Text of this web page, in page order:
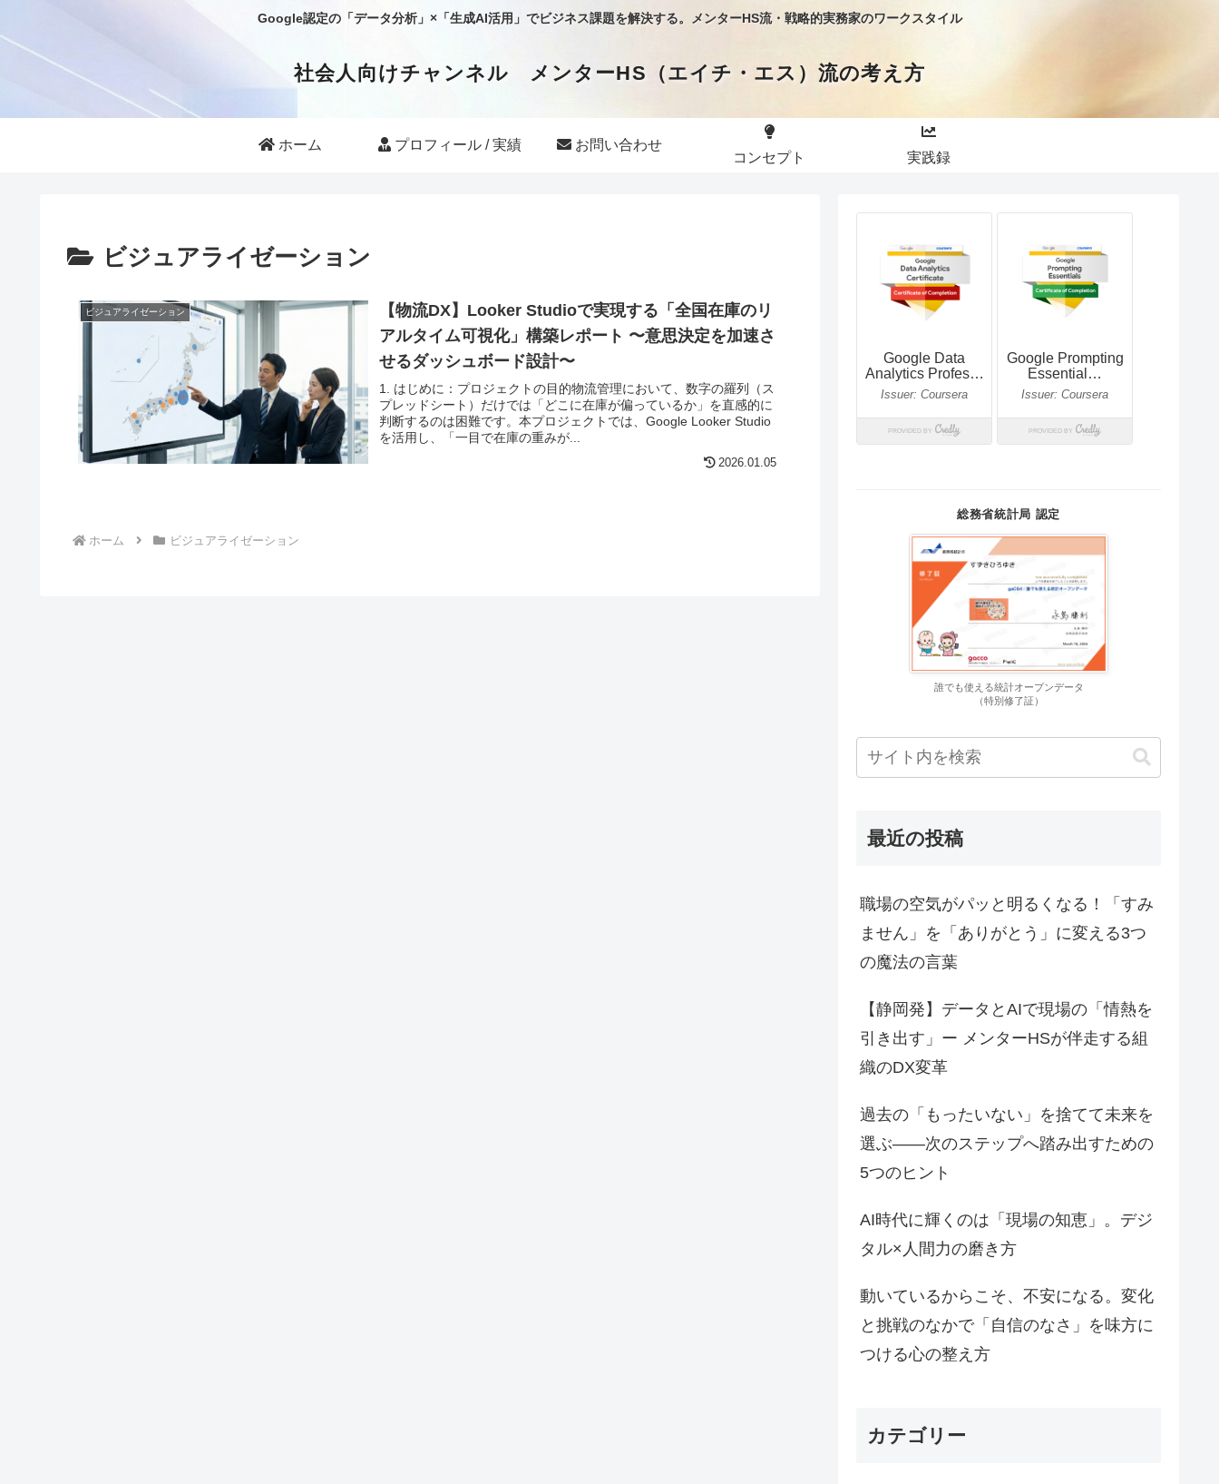
Google認定の「データ分析」×「生成AI活用」でビジネス課題を解決する。メンターHS流・戦略的実務家のワークスタイル
社会人向けチャンネル メンターHS（エイチ・エス）流の考え方
ホーム プロフィール / 実績
お問い合わせ
コンセプト
実践録
ビジュアライゼーション
ビジュアライゼーション
【物流DX】Looker Studioで実現する「全国在庫のリ
アルタイム可視化」構築レポート 〜意思決定を加速さ
せるダッシュボード設計〜
1. はじめに：プロジェクトの目的物流管理において、数字の羅列（ス
プレッドシート）だけでは「どこに在庫が偏っているか」を直感的に
判断するのは困難です。本プロジェクトでは、Google Looker Studio
を活用し、「一目で在庫の重みが...
2026.01.05
ホーム ビジュアライゼーション
総務省統計局 認定
誰でも使える統計オープンデータ
（特別修了証）
最近の投稿
職場の空気がパッと明るくなる！「すみ
ません」を「ありがとう」に変える3つ
の魔法の言葉
【静岡発】データとAIで現場の「情熱を
引き出す」ー メンターHSが伴走する組
織のDX変革
過去の「もったいない」を捨てて未来を
選ぶ――次のステップへ踏み出すための
5つのヒント
AI時代に輝くのは「現場の知恵」。デジ
タル×人間力の磨き方
動いているからこそ、不安になる。変化
と挑戦のなかで「自信のなさ」を味方に
つける心の整え方
カテゴリー